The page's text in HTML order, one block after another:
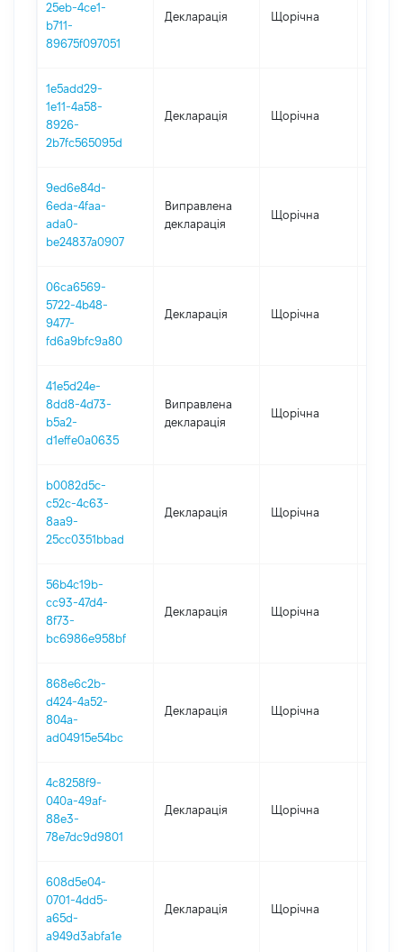
25eb-4ce1-
b711-
89675f097051
Декларація Щорічна
1e5add29-
1e11-4a58-
8926-
2b7fc565095d
Декларація Щорічна
9ed6e84d-
6eda-4faa-
ada0-
be24837a0907
Виправлена
декларація
Щорічна
06ca6569-
5722-4b48-
9477-
fd6a9bfc9a80
Декларація Щорічна
41e5d24e-
8dd8-4d73-
b5a2-
d1effe0a0635
Виправлена
декларація
Щорічна
b0082d5c-
c52c-4c63-
8aa9-
25cc0351bbad
Декларація Щорічна
56b4c19b-
cc93-47d4-
8f73-
bc6986e958bf
Декларація Щорічна
868e6c2b-
d424-4a52-
804a-
ad04915e54bc
Декларація Щорічна
4c8258f9-
040a-49af-
88e3-
78e7dc9d9801
Декларація Щорічна
608d5e04-
0701-4dd5-
a65d-
a949d3abfa1e
Декларація Щорічна